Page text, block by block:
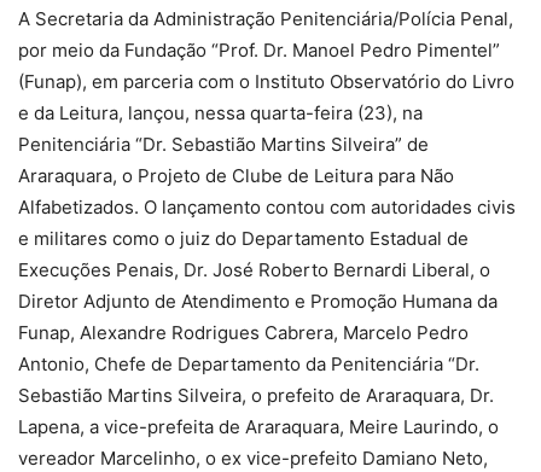
A Secretaria da Administração Penitenciária/Polícia Penal,
por meio da Fundação “Prof. Dr. Manoel Pedro Pimentel”
(Funap), em parceria com o Instituto Observatório do Livro
e da Leitura, lançou, nessa quarta-feira (23), na
Penitenciária “Dr. Sebastião Martins Silveira” de
Araraquara, o Projeto de Clube de Leitura para Não
Alfabetizados. O lançamento contou com autoridades civis
e militares como o juiz do Departamento Estadual de
Execuções Penais, Dr. José Roberto Bernardi Liberal, o
Diretor Adjunto de Atendimento e Promoção Humana da
Funap, Alexandre Rodrigues Cabrera, Marcelo Pedro
Antonio, Chefe de Departamento da Penitenciária “Dr.
Sebastião Martins Silveira, o prefeito de Araraquara, Dr.
Lapena, a vice-prefeita de Araraquara, Meire Laurindo, o
vereador Marcelinho, o ex vice-prefeito Damiano Neto,